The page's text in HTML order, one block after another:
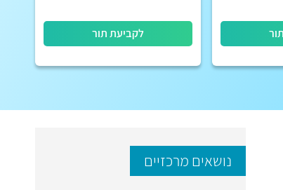
לקביעת תור
נושאים מרכזיים